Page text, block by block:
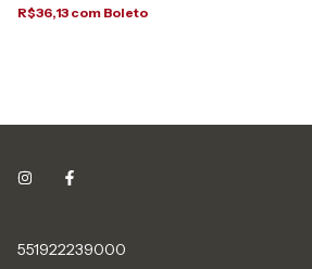
R$36,13 com Boleto
551922239000